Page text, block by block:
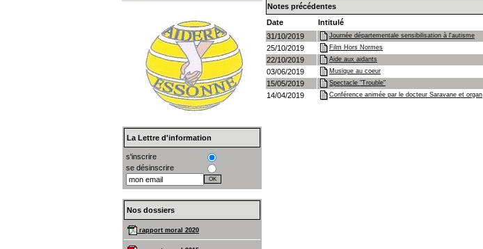
La Lettre d'information
s'inscrire
se désinscrire
Nos dossiers
rapport moral 2020
Notes précédentes
Date
Intitulé
31/10/2019
Journée départementale sensibilisation à l'autisme
25/10/2019 Film Hors Normes
22/10/2019 Aide aux aidants
03/06/2019 Musique au coeur
15/05/2019 Spectacle "Trouble"
14/04/2019
Conférence animée par le docteur Saravane et organ